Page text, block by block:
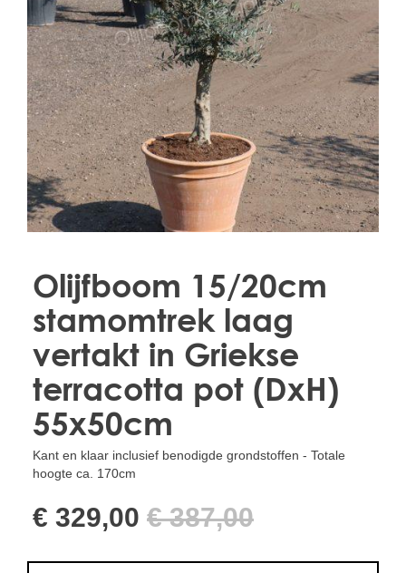
Treesafe
VORSTBESCHERMINGVOORBOMEN.NL
WINTERSCHUTZFUERBAEUME.DE
FROSTPROTECTIONFORTREES.CO.UK
Terracotta
TERRACOTTA.NL
TERRACOTTA.BE
TERRAKOTTA.DE
Olijfboom 15/20cm
stamomtrek laag
vertakt in Griekse
terracotta pot (DxH)
55x50cm
Kant en klaar inclusief benodigde grondstoffen - Totale
hoogte ca. 170cm
€ 329,00 € 387,00